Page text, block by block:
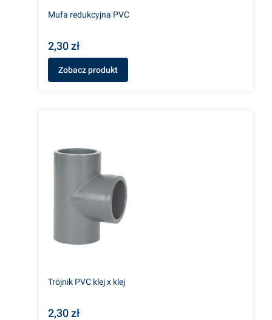
Mufa redukcyjna PVC
2,30 zł
Zobacz produkt
Trójnik PVC klej x klej
2,30 zł